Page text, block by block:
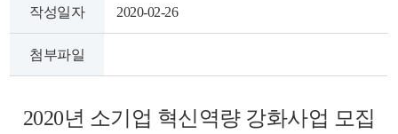
뉴
작성일자 2020-02-26
첨부파일
2020년 소기업 혁신역량 강화사업 모집